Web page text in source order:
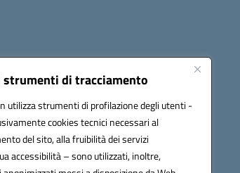
strumenti di tracciamento
utilizza strumenti di profilazione degli utenti -
cookies tecnici necessari al
del sito, alla fruibilità dei servizi
accessibilità – sono utilizzati, inoltre,